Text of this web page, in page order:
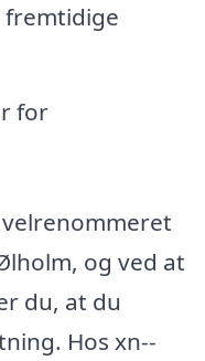
fremtidige
for
og ved at
du, at du
Hos xn--